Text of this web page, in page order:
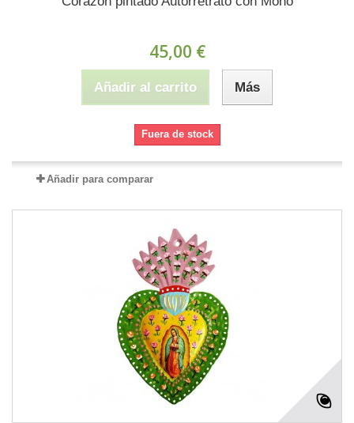
45,00 €
Añadir al carrito Más
Fuera de stock
Añadir para comparar